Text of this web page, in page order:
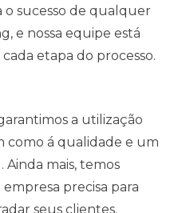
o sucesso de qualquer
e nossa equipe está
etapa do processo.
a utilização
como á qualidade e um
mais, temos
precisa para
seus clientes.